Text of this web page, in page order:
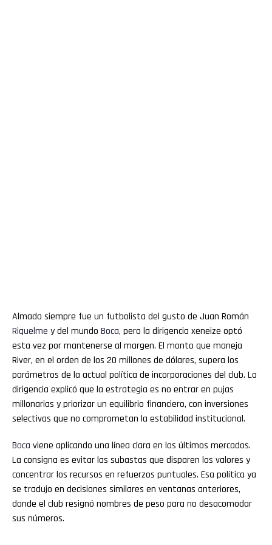
Almada siempre fue un futbolista del gusto de Juan Román
Riquelme y del mundo Boca, pero la dirigencia xeneize optó
esta vez por mantenerse al margen. El monto que maneja
River, en el orden de los 20 millones de dólares, supera los
parámetros de la actual política de incorporaciones del club. La
dirigencia explicó que la estrategia es no entrar en pujas
millonarias y priorizar un equilibrio financiero, con inversiones
selectivas que no comprometan la estabilidad institucional.
Boca viene aplicando una línea clara en los últimos mercados.
La consigna es evitar las subastas que disparen los valores y
concentrar los recursos en refuerzos puntuales. Esa política ya
se tradujo en decisiones similares en ventanas anteriores,
donde el club resignó nombres de peso para no desacomodar
sus números.